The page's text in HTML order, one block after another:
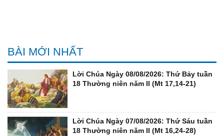
BÀI MỚI NHẤT
Lời Chúa Ngày 08/08/2026: Thứ Bảy tuần
18 Thường niên năm II (Mt 17,14-21)
Lời Chúa Ngày 07/08/2026: Thứ Sáu tuần
18 Thường niên năm II (Mt 16,24-28)